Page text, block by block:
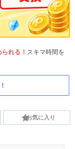
れる！ スキマ時間を
お気に入り